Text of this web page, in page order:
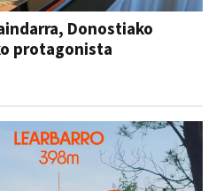
Donostiako
protagonista